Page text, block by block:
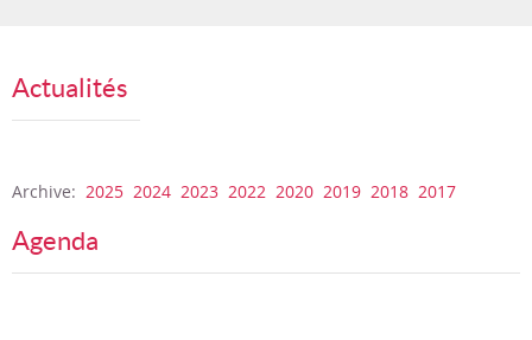
Suggestions
Actualités
Archive: 2025 2024 2023 2022 2020 2019 2018 2017
Agenda